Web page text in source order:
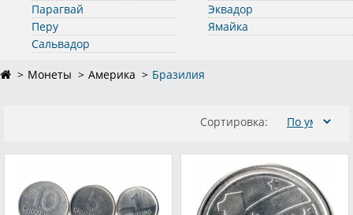
Парагвай
Перу
Сальвадор
Эквадор
Ямайка
Монеты Америка Бразилия
Сортировка: